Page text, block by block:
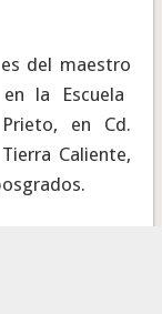
del maestro
la Escuela
en Cd.
Caliente,